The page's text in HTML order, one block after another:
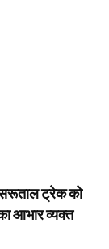
सरूताल ट्रेक को
आभार व्यक्त